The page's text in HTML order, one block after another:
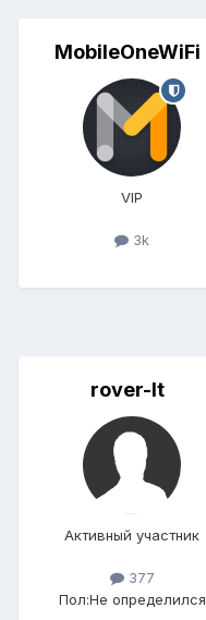
MobileOneWiFi
VIP
3k
rover-lt
Активный участник
377
Пол:Не определился